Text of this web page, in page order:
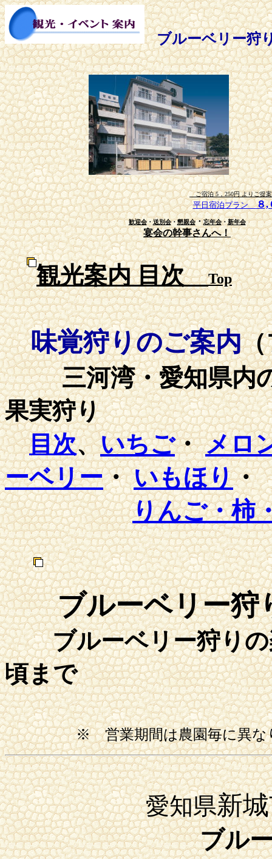
ブルーベリー狩
ご宿泊 5，250円 よりご
平日宿泊プラン８,
歓迎会・送別会・懇親会・忘年会・ 新年会
宴会の幹事さんへ！
観光案内 目次Top
味覚狩りのご案内（
三河湾・愛知県内
果実狩り
目次、いちご・メロ
ーベリー・いもほり・
りんご・柿
ブルーベリー狩
ブルーベリー狩りの
頃まで
※ 営業期間は農園毎に異
愛知県新
ブル